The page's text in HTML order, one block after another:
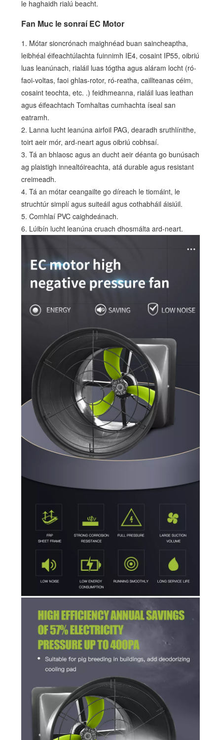
le haghaidh rialú beacht.
Fan Muc le sonraí EC Motor
1. Mótar sioncrónach maighnéad buan saincheaptha,
leibhéal éifeachtúlachta fuinnimh IE4, cosaint IP55, oibriú
luas leanúnach, rialáil luas tógtha agus aláram locht (ró-
faoi-voltas, faoi ghlas-rotor, ró-reatha, caillteanas céim,
cosaint teochta, etc. .) feidhmeanna, rialáil luas leathan
agus éifeachtach Tomhaltas cumhachta íseal san
eatramh.
2. Lanna lucht leanúna airfoil PAG, dearadh sruthlínithe,
toirt aeir mór, ard-neart agus oibriú cobhsaí.
3. Tá an bhlaosc agus an ducht aeir déanta go bunúsach
ag plaistigh innealtóireachta, atá durable agus resistant
creimeadh.
4. Tá an mótar ceangailte go díreach le tiomáint, le
struchtúr simplí agus suiteáil agus cothabháil áisiúil.
5. Comhlaí PVC caighdeánach.
6. Lúibín lucht leanúna cruach dhosmálta ard-neart.